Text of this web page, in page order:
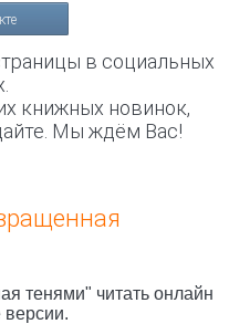
в социальных
книжных новинок,
Мы ждём Вас!
тенями" читать онлайн
версии.